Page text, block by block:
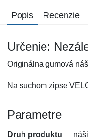
Popis Recenzie
Určenie:
Originálna gumová
Na suchom zipse
Parametre
Druh produktu